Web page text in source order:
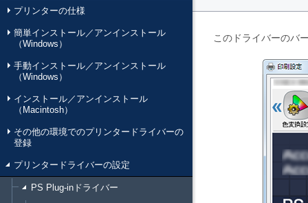
ー
プリンターの仕様
簡単インストール／アンインストール
（Windows）
手動インストール／アンインストール
（Windows）
インストール／アンインストール
（Macintosh）
その他の環境でのプリンタードライバーの
登録
プリンタードライバーの設定
PS Plug-inドライバー
このドライバーのバ